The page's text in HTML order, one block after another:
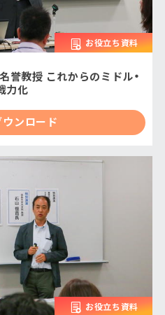
お役立ち資料
誉教授 これからのミドル・
力化
ンロード
お役立ち資料